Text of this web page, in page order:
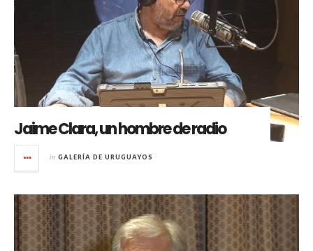
Jaime Clara, un hombre de radio
in GALERÍA DE URUGUAYOS